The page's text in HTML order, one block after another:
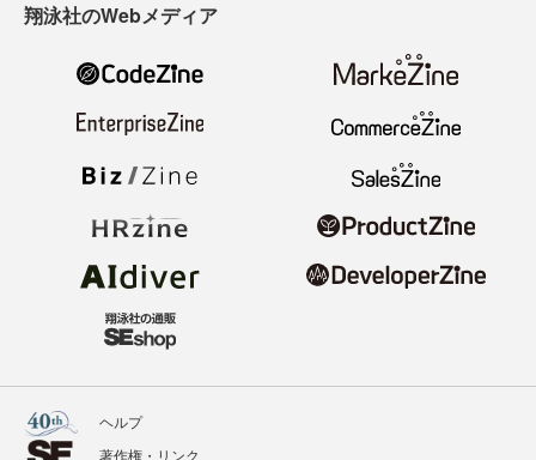
翔泳社のWebメディア
ヘルプ
著作権・リンク